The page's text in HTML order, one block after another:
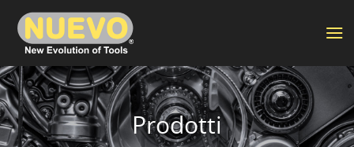
Prodotti